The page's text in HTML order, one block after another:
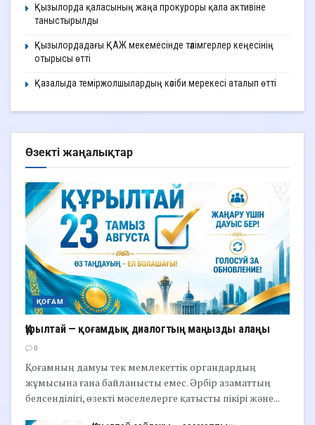
Қызылорда қаласының жаңа прокуроры қала активіне
таныстырылды
Қызылордадағы ҚАЖ мекемесінде тәлімгерлер кеңесінің
отырысы өтті
Қазалыда теміржолшылардың кәсіби мерекесі аталып өтті
Өзекті жаңалықтар
ҚОҒАМ
Құрылтай — қоғамдық диалогтың маңызды алаңы
0
Қоғамның дамуы тек мемлекеттік органдардың
жұмысына ғана байланысты емес. Әрбір азаматтың
белсенділігі, өзекті мәселелерге қатысты пікірі және...